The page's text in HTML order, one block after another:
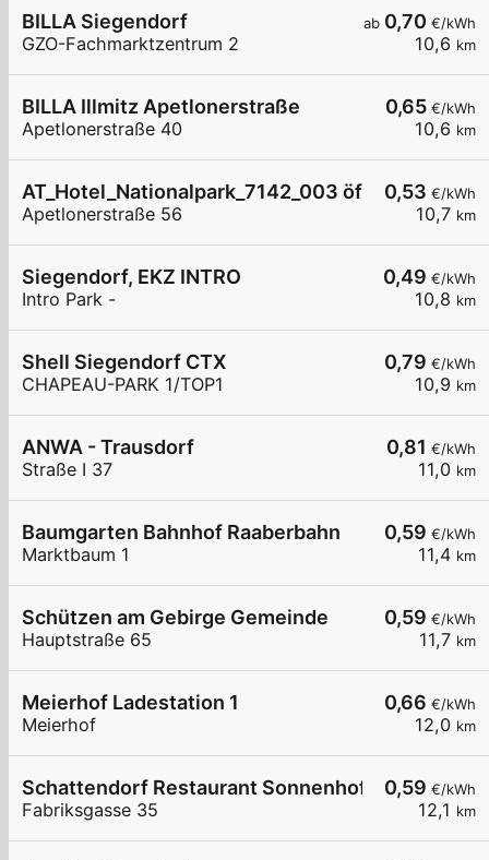
ab 0,70 €/kWh
10,6 km
BILLA Siegendorf
GZO-Fachmarktzentrum 2
0,65 €/kWh
10,6 km
BILLA Illmitz Apetlonerstraße
Apetlonerstraße 40
0,53 €/kWh
10,7 km
AT_Hotel_Nationalpark_7142_003 öffentlich
Apetlonerstraße 56
0,49 €/kWh
10,8 km
Siegendorf, EKZ INTRO
Intro Park -
0,79 €/kWh
10,9 km
Shell Siegendorf CTX
CHAPEAU-PARK 1/TOP1
0,81 €/kWh
11,0 km
ANWA - Trausdorf
Straße I 37
0,59 €/kWh
11,4 km
Baumgarten Bahnhof Raaberbahn
Marktbaum 1
0,59 €/kWh
11,7 km
Schützen am Gebirge Gemeinde
Hauptstraße 65
0,66 €/kWh
12,0 km
Meierhof Ladestation 1
Meierhof
0,59 €/kWh
12,1 km
Schattendorf Restaurant Sonnenhof
Fabriksgasse 35